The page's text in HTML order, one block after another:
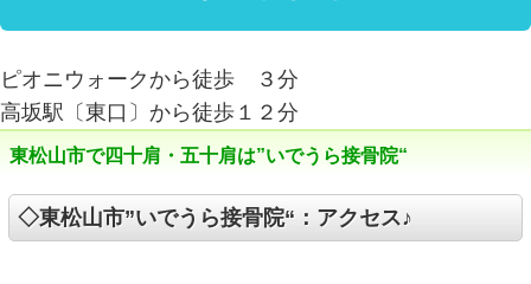
ピオニウォークから徒歩 ３分
高坂駅〔東口〕から徒歩１２分
東松山市で四十肩・五十肩は”いでうら接骨院“
◇東松山市”いでうら接骨院“：アクセス♪